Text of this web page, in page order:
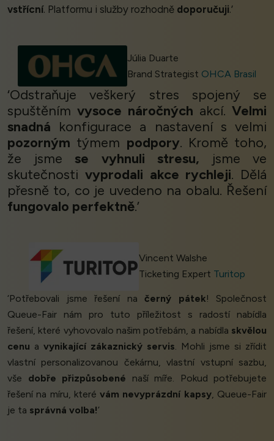
vstřícní. Platformu i služby rozhodně doporučuji.’
Júlia Duarte
Brand Strategist OHCA Brasil
‘Odstraňuje veškerý stres spojený se
spuštěním vysoce náročných akcí. Velmi
snadná konfigurace a nastavení s velmi
pozorným týmem podpory. Kromě toho,
že jsme se vyhnuli stresu, jsme ve
skutečnosti vyprodali akce rychleji. Dělá
přesně to, co je uvedeno na obalu. Řešení
fungovalo perfektně.’
Vincent Walshe
Ticketing Expert Turitop
‘Potřebovali jsme řešení na černý pátek! Společnost
Queue-Fair nám pro tuto příležitost s radostí nabídla
řešení, které vyhovovalo našim potřebám, a nabídla skvělou
cenu a vynikající zákaznický servis . Mohli jsme si zřídit
vlastní personalizovanou čekárnu, vlastní vstupní sazbu,
vše dobře přizpůsobené naší míře. Pokud potřebujete
řešení na míru, kterévám nevyprázdní kapsy, Queue-Fair
je ta správná volba!’